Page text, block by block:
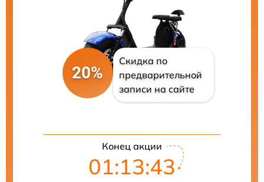
20%
Скидка по
предварительной
записи на сайте
Конец акции
01:13:43